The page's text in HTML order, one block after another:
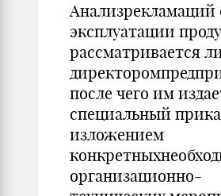
Анализрекламаций
эксплуатации
рассмат­ривается
после чего им
специальный
изложением
ор­ганизационно-